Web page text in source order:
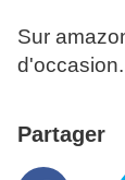
Sur
d'occasion.
Partager